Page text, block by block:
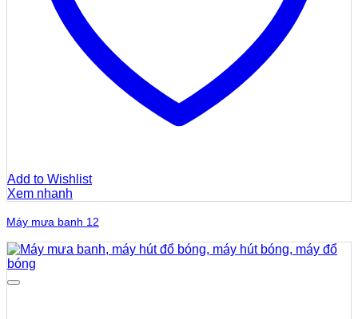
Add to Wishlist
Xem nhanh
Máy mưa banh 12